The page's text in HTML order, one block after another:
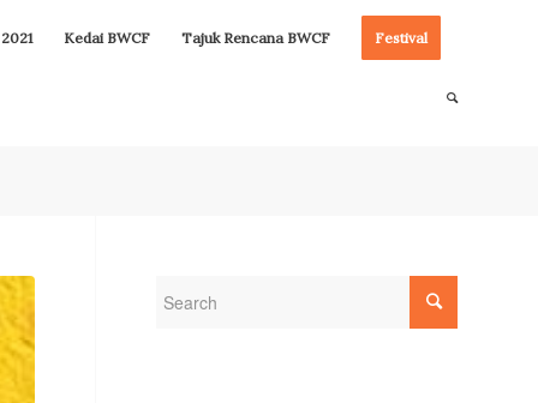
Kedai BWCF Tajuk Rencana BWCF Festival